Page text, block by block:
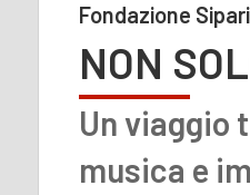
Fondazione
NON
Un viaggio
musica e